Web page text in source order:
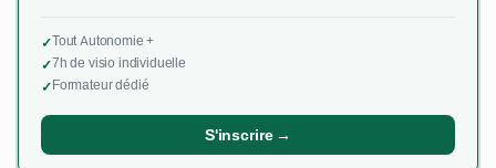
✓Tout Autonomie +
✓7h de visio individuelle
✓Formateur dédié
S'inscrire →